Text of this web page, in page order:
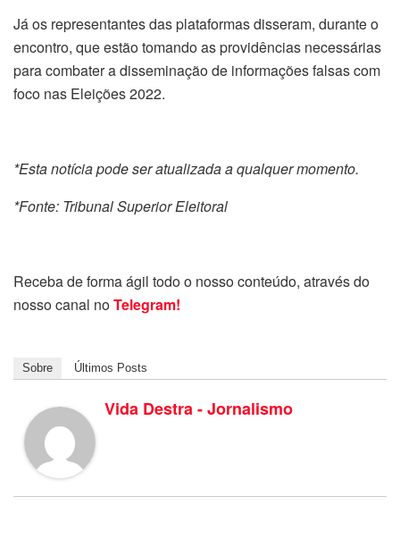
Já os representantes das plataformas disseram, durante o
encontro, que estão tomando as providências necessárias
para combater a disseminação de informações falsas com
foco nas Eleições 2022.
*Esta notícia pode ser atualizada a qualquer momento.
*Fonte: Tribunal Superior Eleitoral
Receba de forma ágil todo o nosso conteúdo, através do
nosso canal noTelegram!
Sobre Últimos Posts
Vida Destra - Jornalismo